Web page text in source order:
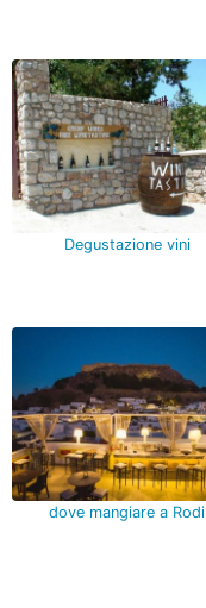
Degustazione vini
dove mangiare a Rodi